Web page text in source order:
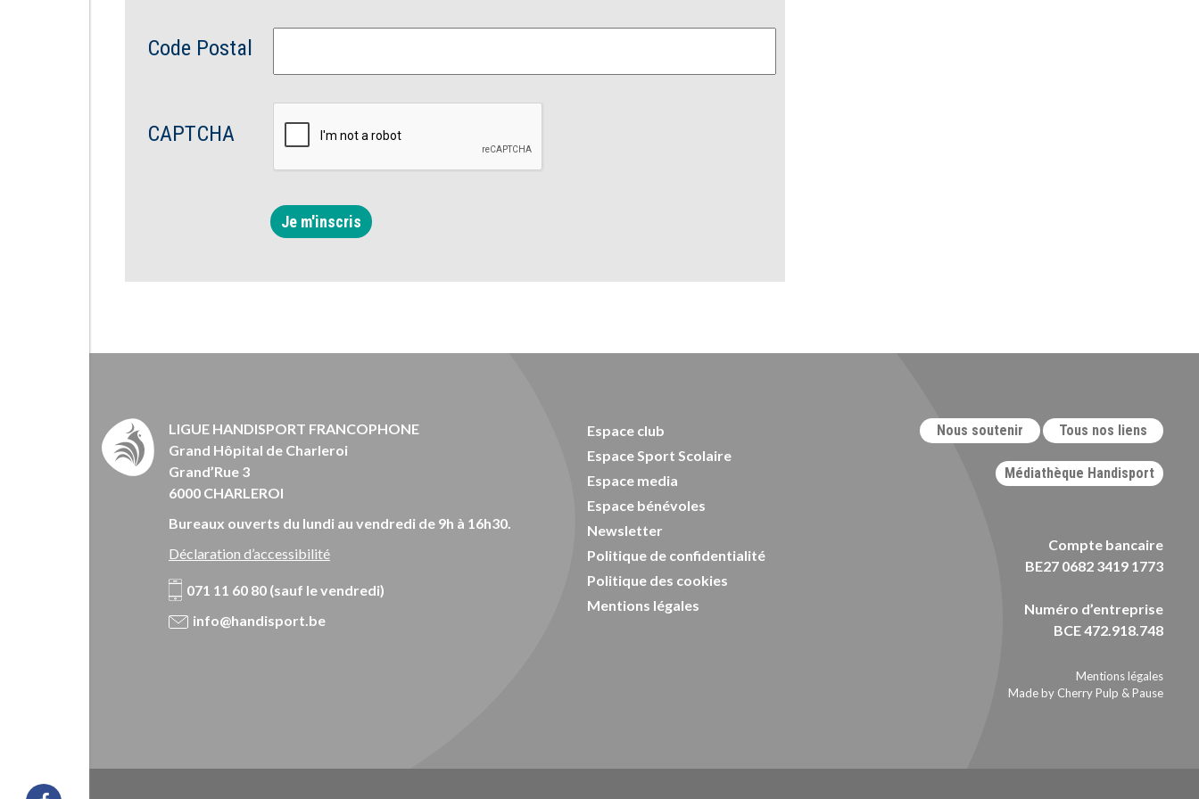
Code Postal
CAPTCHA
Je m'inscris
LIGUE HANDISPORT FRANCOPHONE
Grand Hôpital de Charleroi
Grand’Rue 3
6000 CHARLEROI
Bureaux ouverts du lundi au vendredi de 9h à 16h30.
Déclaration d’accessibilité
071 11 60 80 (sauf le vendredi)
info@handisport.be
Espace club
Espace Sport Scolaire
Espace media
Espace bénévoles
Newsletter
Politique de confidentialité
Politique des cookies
Mentions légales
Nous soutenir Tous nos liens
Médiathèque Handisport
Compte bancaire
BE27 0682 3419 1773
Numéro d’entreprise
BCE 472.918.748
Mentions légales
Made by Cherry Pulp & Pause